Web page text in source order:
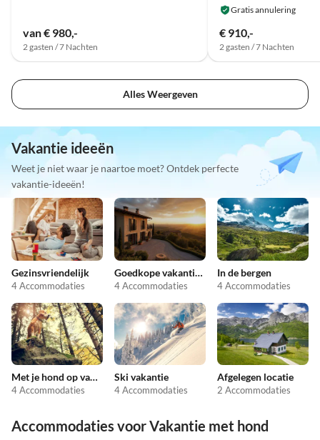
van € 980,-
2 gasten / 7 Nachten
Gratis annulering
€ 910,-
2 gasten / 7 Nachten
Alles Weergeven
Vakantie ideeën
Weet je niet waar je naartoe moet? Ontdek perfecte
vakantie-ideeën!
Gezinsvriendelijk
4 Accommodaties
Goedkope vakantieappartementen
4 Accommodaties
In de bergen
4 Accommodaties
Met je hond op vakantie
4 Accommodaties
Ski vakantie
4 Accommodaties
Afgelegen locatie
2 Accommodaties
Accommodaties voor Vakantie met hond